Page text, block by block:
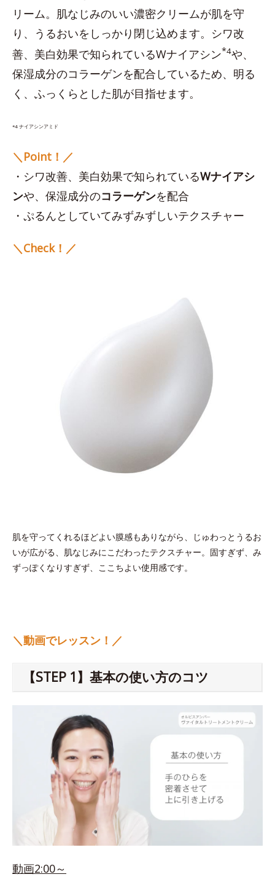
リーム。肌なじみのいい濃密クリームが肌を守
り、うるおいをしっかり閉じ込めます。シワ改
善、美白効果で知られているWナイアシン*4や、
保湿成分のコラーゲンを配合しているため、明る
く、ふっくらとした肌が目指せます。
*4 ナイアシンアミド
＼Point！／
・シワ改善、美白効果で知られているWナイアシ
ンや、保湿成分のコラーゲンを配合
・ぷるんとしていてみずみずしいテクスチャー
＼Check！／
肌を守ってくれるほどよい膜感もありながら、じゅわっとうるお
いが広がる、肌なじみにこだわったテクスチャー。固すぎず、み
ずっぽくなりすぎず、ここちよい使用感です。
＼動画でレッスン！／
【STEP 1】基本の使い方のコツ
動画2:00～